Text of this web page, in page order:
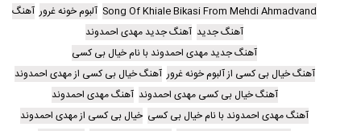
Song Of Khiale Bikasi From Mehdi Ahmadvand آلبوم خونه غرور آهنگ
آهنگ جدید آهنگ جدید مهدی احمدوند
آهنگ جدید مهدی احمدوند با نام خیال بی کسی
آهنگ خیال بی کسی از آلبوم خونه غرور آهنگ خیال بی کسی از مهدی احمدوند
آهنگ خیال بی کسی مهدی احمدوند آهنگ مهدی احمدوند
آهنگ مهدی احمدوند با نام خیال بی کسی خیال بی کسی از مهدی احمدوند